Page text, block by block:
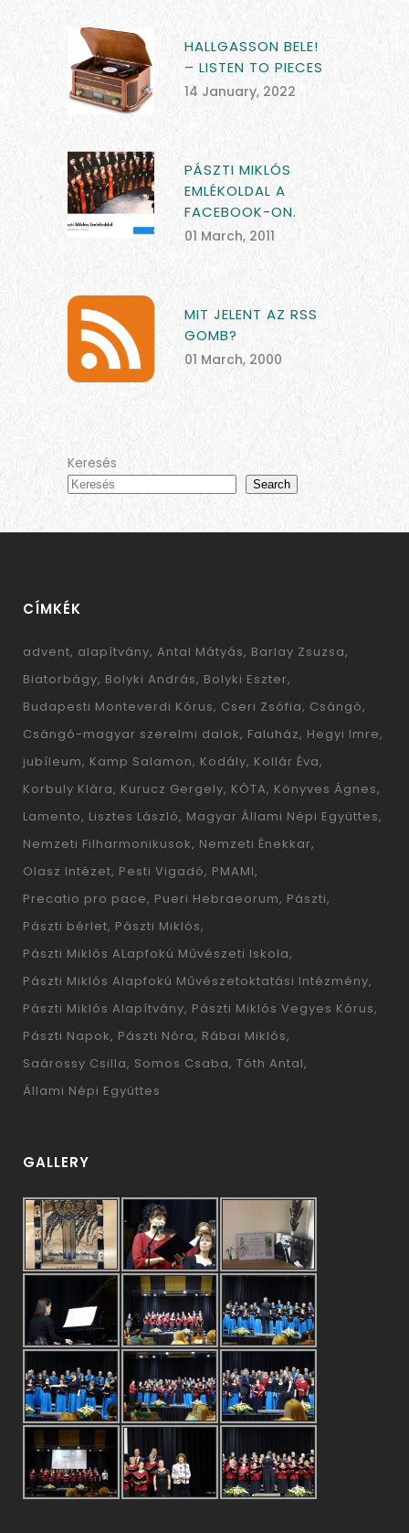
HALLGASSON BELE!
– LISTEN TO PIECES
14 January, 2022
PÁSZTI MIKLÓS
EMLÉKOLDAL A
FACEBOOK-ON.
01 March, 2011
MIT JELENT AZ RSS
GOMB?
01 March, 2000
Keresés
Search
CÍMKÉK
advent alapítvány Antal Mátyás Barlay Zsuzsa
Biatorbágy Bolyki András Bolyki Eszter
Budapesti Monteverdi Kórus Cseri Zsófia Csángó
Csángó-magyar szerelmi dalok Faluház Hegyi Imre
jubíleum Kamp Salamon Kodály Kollár Éva
Korbuly Klára Kurucz Gergely KÓTA Könyves Ágnes
Lamento Lisztes László Magyar Állami Népi Együttes
Nemzeti Filharmonikusok Nemzeti Énekkar
Olasz Intézet Pesti Vigadó PMAMI
Precatio pro pace Pueri Hebraeorum Pászti
Pászti bérlet Pászti Miklós
Pászti Miklós ALapfokú Művészeti Iskola
Pászti Miklós Alapfokú Művészetoktatási Intézmény
Pászti Miklós Alapítvány Pászti Miklós Vegyes Kórus
Pászti Napok Pászti Nóra Rábai Miklós
Saárossy Csilla Somos Csaba Tóth Antal
Állami Népi Együttes
GALLERY